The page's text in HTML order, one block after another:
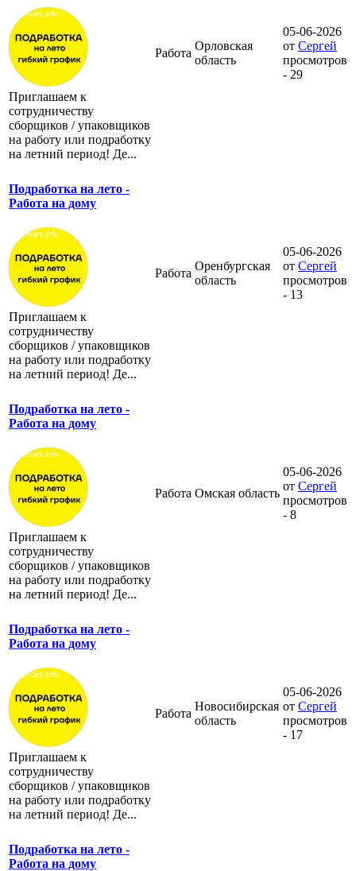
Приглашаем к
сотрудничеству
сборщиков / упаковщиков
на работу или подработку
на летний период! Де...
Работа
Орловская
область
05-06-2026
от Сергей
просмотров
- 29
Подработка на лето -
Работа на дому
Приглашаем к
сотрудничеству
сборщиков / упаковщиков
на работу или подработку
на летний период! Де...
Работа
Оренбургская
область
05-06-2026
от Сергей
просмотров
- 13
Подработка на лето -
Работа на дому
Приглашаем к
сотрудничеству
сборщиков / упаковщиков
на работу или подработку
на летний период! Де...
Работа Омская область
05-06-2026
от Сергей
просмотров
- 8
Подработка на лето -
Работа на дому
Приглашаем к
сотрудничеству
сборщиков / упаковщиков
на работу или подработку
на летний период! Де...
Работа
Новосибирская
область
05-06-2026
от Сергей
просмотров
- 17
Подработка на лето -
Работа на дому